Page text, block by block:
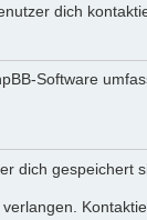
dich
Software
dich gespeichert